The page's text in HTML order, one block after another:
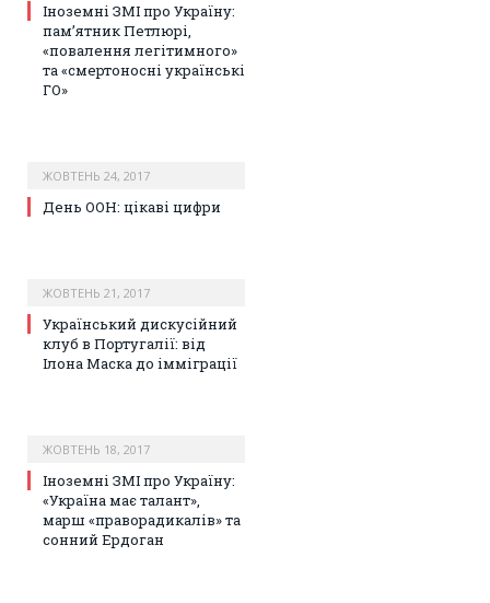
Іноземні ЗМІ про Україну:
пам’ятник Петлюрі,
«повалення легітимного»
та «смертоносні українські
ГО»
ЖОВТЕНЬ 24, 2017
День ООН: цікаві цифри
ЖОВТЕНЬ 21, 2017
Український дискусійний
клуб в Португалії: від
Ілона Маска до імміграції
ЖОВТЕНЬ 18, 2017
Іноземні ЗМІ про Україну:
«Україна має талант»,
марш «праворадикалів» та
сонний Ердоган